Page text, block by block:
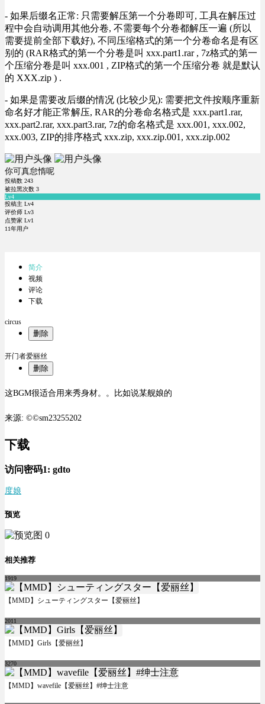
- 如果后缀名正常: 只需要解压第一个分卷即可, 工具在解压过
程中会自动调用其他分卷, 不需要每个分卷都解压一遍 (所以
需要提前全部下载好), 不同压缩格式的第一个分卷命名是有区
别的 (RAR格式的第一个分卷是叫 xxx.part1.rar , 7z格式的第一
个压缩分卷是叫 xxx.001 , ZIP格式的第一个压缩分卷 就是默认
的 XXX.zip ) .
- 如果是需要改后缀的情况 (比较少见): 需要把文件按顺序重新
命名好才能正常解压, RAR的分卷命名格式是 xxx.part1.rar,
xxx.part2.rar, xxx.part3.rar, 7z的命名格式是 xxx.001, xxx.002,
xxx.003, ZIP的排序格式 xxx.zip, xxx.zip.001, xxx.zip.002
你可真怠惰呢
投稿数 243
被拉黑次数 3
Lv4
投稿主 Lv4
评价师 Lv3
点赞家 Lv1
11年用户
简介
视频
评论
下载
circus
删除
开门者爱丽丝
删除
这BGM很适合用来秀身材。。比如说某舰娘的
来源: ©©sm23255202
下载
访问密码1: gdto
度娘
预览
相关推荐
1919
【MMD】シューティングスター【爱丽丝】
2011
【MMD】Girls【爱丽丝】
3270
【MMD】wavefile【爱丽丝】#绅士注意